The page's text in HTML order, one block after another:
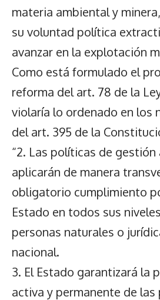
materia ambiental y
su voluntad política
avanzar en la explotación
Como está formulado el
reforma del art. 78 de la
violaría lo ordenado en los
del art. 395 de la
“2. Las políticas de
aplicarán de manera
obligatorio cumplimiento
Estado en todos sus
personas naturales o
nacional.
3. El Estado garantizará la
activa y permanente de las